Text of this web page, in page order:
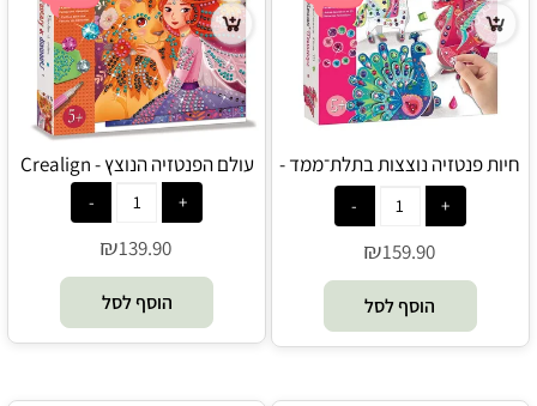
חיות פנטזיה נוצצות בתלת־ממד -
Crealign
₪159.90
הוסף לסל
עולם הפנטזיה הנוצץ - Crealign
₪139.90
הוסף לסל